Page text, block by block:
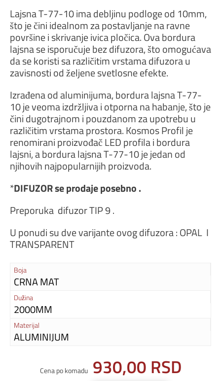
Lajsna T-77-10 ima debljinu podloge od 10mm,
što je čini idealnom za postavljanje na ravne
površine i skrivanje ivica pločica. Ova bordura
lajsna se isporučuje bez difuzora, što omogućava
da se koristi sa različitim vrstama difuzora u
zavisnosti od željene svetlosne efekte.
Izrađena od aluminijuma, bordura lajsna T-77-
10 je veoma izdržljiva i otporna na habanje, što je
čini dugotrajnom i pouzdanom za upotrebu u
različitim vrstama prostora. Kosmos Profil je
renomirani proizvođač LED profila i bordura
lajsni, a bordura lajsna T-77-10 je jedan od
njihovih najpopularnijih proizvoda.
*DIFUZOR se prodaje posebno .
Preporuka difuzor TIP 9 .
U ponudi su dve varijante ovog difuzora : OPAL I
TRANSPARENT
Boja
CRNA MAT
Dužina
2000MM
Materijal
ALUMINIJUM
Cena po komadu 930,00 RSD